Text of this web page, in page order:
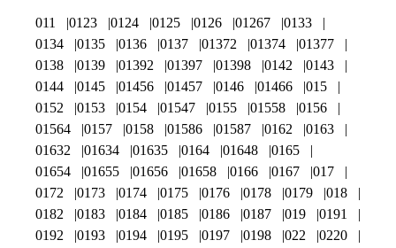
011 0123 0124 0125 0126 01267
0133
0134
0135 0136 0137 01372 01374
01377
0138
0139 01392 01397 01398 0142
0143
0144
0145 01456 01457 0146 01466
015
0152
0153 0154 01547 0155 01558
0156
01564
0157 0158 01586 01587 0162
0163
01632
01634 01635 0164 01648
0165
01654
01655 01656 01658 0166 0167
017
0172
0173 0174 0175 0176 0178 0179
018
0182
0183 0184 0185 0186 0187 019
0191
0192
0193 0194 0195 0197 0198 022
0220